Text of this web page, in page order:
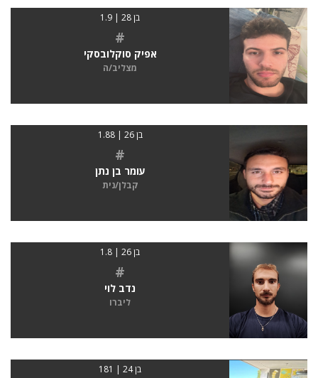
בן 28 | 1.9
#
אפיק סוקלובסקי
מצליב/ה
בן 26 | 1.88
#
עומר בן נתן
קבלן/נית
בן 26 | 1.8
#
נדב לוי
ליברו
בן 24 | 181